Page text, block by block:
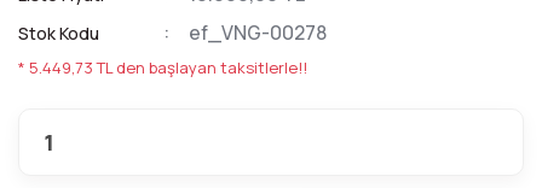
Stok Kodu ef_VNG-00278
* 5.449,73 TL den başlayan taksitlerle!!